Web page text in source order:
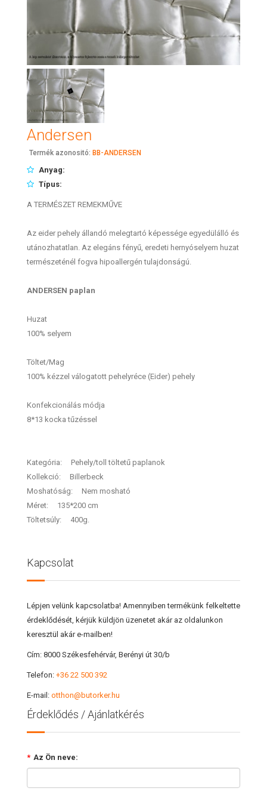
Andersen
Termék azonositó: BB-ANDERSEN
Anyag:
Típus:
A TERMÉSZET REMEKMŰVE
Az eider pehely állandó melegtartó képessége egyedülálló és
utánozhatatlan. Az elegáns fényű, eredeti hernyóselyem huzat
természeténél fogva hipoallergén tulajdonságú.
ANDERSEN paplan
Huzat
100% selyem
Töltet/Mag
100% kézzel válogatott pehelyréce (Eider) pehely
Konfekcionálás módja
8*13 kocka tűzéssel
Kategória: Pehely/toll töltetű paplanok
Kollekció: Billerbeck
Moshatóság: Nem mosható
Méret: 135*200 cm
Töltetsúly: 400g.
Kapcsolat
Lépjen velünk kapcsolatba! Amennyiben termékünk felkeltette
érdeklődését, kérjük küldjön üzenetet akár az oldalunkon
keresztül akár e-mailben!
Cím: 8000 Székesfehérvár, Berényi út 30/b
Telefon: +36 22 500 392
E-mail: otthon@butorker.hu
Érdeklődés / Ajánlatkérés
* Az Ön neve: